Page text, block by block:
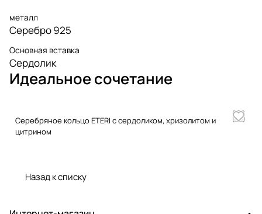
металл
Серебро 925
Основная вставка
Сердолик
Идеальное сочетание
Серебряное кольцо ETERI с сердоликом, хризолитом и
цитрином
Назад к списку